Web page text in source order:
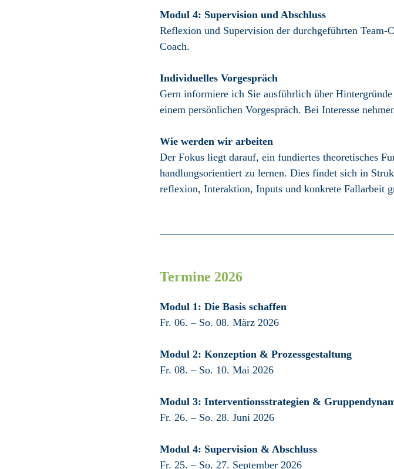
Modul 4: Supervision und Abschluss
Reflexion und Supervision der durch­geführten
Coach.
Individuelles Vorgespräch
Gern informiere ich Sie ausführlich über
einem persönlichen Vorgespräch. Bei Interesse
Wie werden wir arbeiten
Der Fokus liegt darauf, ein fundiertes theoretisches
handlungs­orientiert zu lernen. Dies findet sich in
reflexion, Interaktion, Inputs und konkrete Fall­arbeit
Termine 2026
Modul 1: Die Basis schaffen
Fr. 06. – So. 08. März 2026
Modul 2: Konzeption & Prozessgestaltung
Fr. 08. – So. 10. Mai 2026
Modul 3: Interventionsstrategien &
Fr. 26. – So. 28. Juni 2026
Modul 4: Supervision & Abschluss
Fr. 25. – So. 27. September 2026